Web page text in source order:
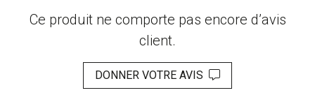
Ce produit ne comporte pas encore d’avis
client.
DONNER VOTRE AVIS